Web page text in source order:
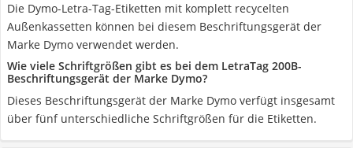
Die Dymo-Letra-Tag-Etiketten mit komplett recycelten
Außenkassetten können bei diesem Beschriftungsgerät der
Marke Dymo verwendet werden.
Wie viele Schriftgrößen gibt es bei dem LetraTag 200B-
Beschriftungsgerät der Marke Dymo?
Dieses Beschriftungsgerät der Marke Dymo verfügt insgesamt
über fünf unterschiedliche Schriftgrößen für die Etiketten.